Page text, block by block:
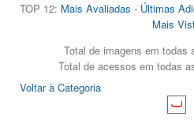
TOP 12: Mais Avaliadas - Últimas
Mais
Total de imagens em todas
Total de acessos em todas
Voltar à Categoria